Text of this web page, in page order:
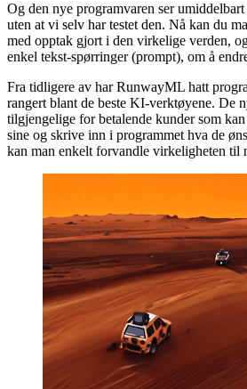
Og den nye programvaren ser
uten at vi selv har testet den. Nå kan du
med opptak gjort i den virkelige verden,
enkel tekst-spørringer (prompt), om å
Fra tidligere av har RunwayML hatt
rangert blant de beste KI-verktøyene. De
tilgjengelige for betalende kunder som
sine og skrive inn i programmet hva de
kan man enkelt forvandle virkeligheten til